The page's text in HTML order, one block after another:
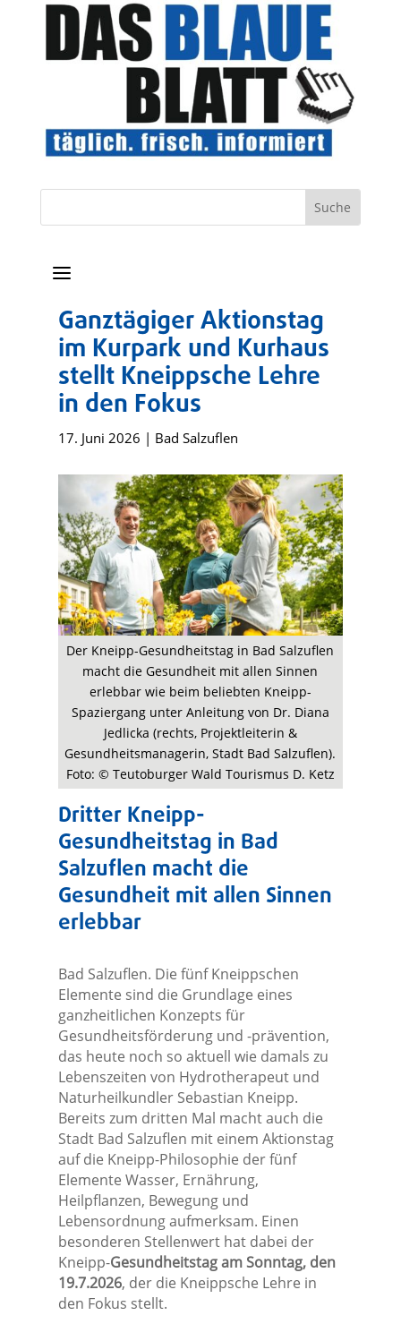
a
Ganztägiger Aktionstag
im Kurpark und Kurhaus
stellt Kneippsche Lehre
in den Fokus
17. Juni 2026 | Bad Salzuflen
Der Kneipp-Gesundheitstag in Bad Salzuflen
macht die Gesundheit mit allen Sinnen
erlebbar wie beim beliebten Kneipp-
Spaziergang unter Anleitung von Dr. Diana
Jedlicka (rechts, Projektleiterin &
Gesundheitsmanagerin, Stadt Bad Salzuflen).
Foto: © Teutoburger Wald Tourismus D. Ketz
Dritter Kneipp-
Gesundheitstag in Bad
Salzuflen macht die
Gesundheit mit allen Sinnen
erlebbar
Bad Salzuflen. Die fünf Kneippschen
Elemente sind die Grundlage eines
ganzheitlichen Konzepts für
Gesundheitsförderung und -prävention,
das heute noch so aktuell wie damals zu
Lebenszeiten von Hydrotherapeut und
Naturheilkundler Sebastian Kneipp.
Bereits zum dritten Mal macht auch die
Stadt Bad Salzuflen mit einem Aktionstag
auf die Kneipp-Philosophie der fünf
Elemente Wasser, Ernährung,
Heilpflanzen, Bewegung und
Lebensordnung aufmerksam. Einen
besonderen Stellenwert hat dabei der
Kneipp-Gesundheitstag am Sonntag, den
19.7.2026, der die Kneippsche Lehre in
den Fokus stellt.